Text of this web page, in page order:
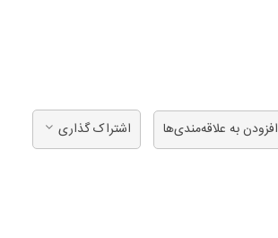
افزودن به علاقه‌مندی‌ها اشتراک گذاری